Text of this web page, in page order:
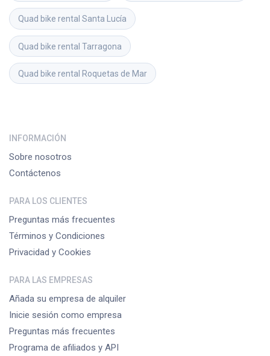
Quad bike rental Santa Lucía
Quad bike rental Tarragona
Quad bike rental Roquetas de Mar
INFORMACIÓN
Sobre nosotros
Contáctenos
PARA LOS CLIENTES
Preguntas más frecuentes
Términos y Condiciones
Privacidad y Cookies
PARA LAS EMPRESAS
Añada su empresa de alquiler
Inicie sesión como empresa
Preguntas más frecuentes
Programa de afiliados y API